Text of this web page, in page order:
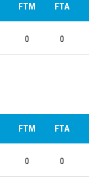
FTM FTA
0 0
FTM FTA
0 0